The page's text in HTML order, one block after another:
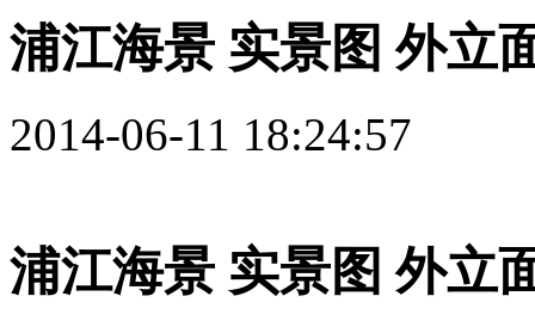
浦江海景 实景图 外立
2014-06-11 18:24:57
浦江海景 实景图 外立